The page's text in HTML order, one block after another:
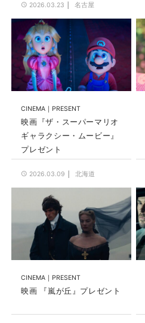
2026.03.23 名古屋
CINEMA PRESENT
映画『ザ・スーパーマリオ
ギャラクシー・ムービー』
プレゼント
2026.03.09 北海道
CINEMA PRESENT
映画 『嵐が丘』プレゼント